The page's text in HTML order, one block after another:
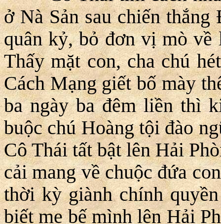
ở Nà Sản sau chiến
quân kỷ, bỏ đơn vị mò
Thấy mặt con, cha chú
Cách Mạng giết bố mày
ba ngày ba đêm liền thì
buộc chú Hoàng tội đào
Cô Thái tất bật lên Hải
cải mang về chuộc đứa
thời kỳ giành chính
biết mẹ bế mình lên Hải